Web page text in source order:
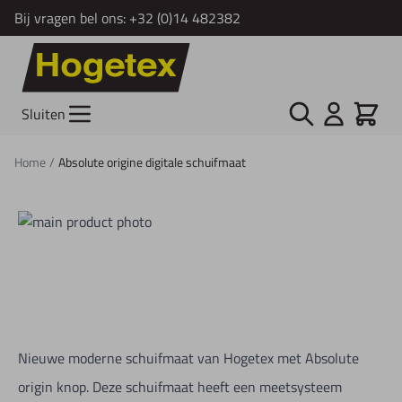
Bij vragen bel ons: +32 (0)14 482382
Ga naar de inhoud
Sluiten Zoek Cart
Home/ Absolute origine digitale schuifmaat
Nieuwe moderne schuifmaat van Hogetex met Absolute
origin knop. Deze schuifmaat heeft een meetsysteem